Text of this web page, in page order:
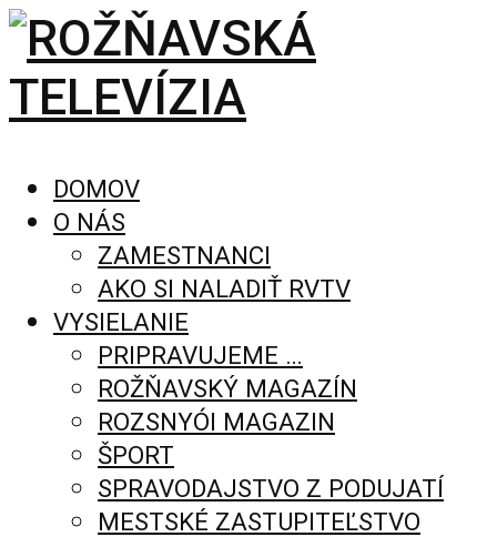
DOMOV
O NÁS
ZAMESTNANCI
AKO SI NALADIŤ RVTV
VYSIELANIE
PRIPRAVUJEME …
ROŽŇAVSKÝ MAGAZÍN
ROZSNYÓI MAGAZIN
ŠPORT
SPRAVODAJSTVO Z PODUJATÍ
MESTSKÉ ZASTUPITEĽSTVO